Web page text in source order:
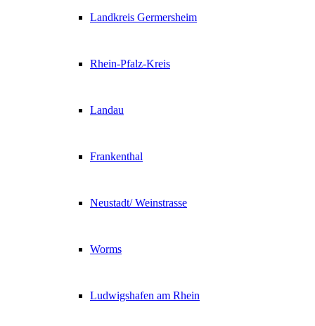
Landkreis Germersheim
Rhein-Pfalz-Kreis
Landau
Frankenthal
Neustadt/ Weinstrasse
Worms
Ludwigshafen am Rhein